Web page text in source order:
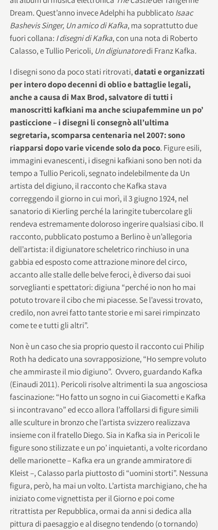
Dream. Quest’anno invece Adelphi ha pubblicatoIsaac
Bashevis Singer, Un amico di Kafka, ma soprattutto due
fuori collana: I disegni di Kafka, con una nota di Roberto
Calasso, e Tullio Pericoli, Un digiunatoredi Franz Kafka.
I disegni sono da poco stati ritrovati,datati e organizzati
per intero dopo decenni di oblio e battaglie legali,
anche a causa di Max Brod, salvatore di tutti i
manoscritti kafkiani ma anche sciupafemmine un po’
pasticcione – i disegni li consegnò all’ultima
segretaria, scomparsa centenaria nel 2007: sono
riapparsi dopo varie vicende solo da poco. Figure esili,
immagini evanescenti, i disegni kafkiani sono ben noti da
tempo a Tullio Pericoli, segnato indelebilmente da Un
artista del digiuno, il racconto che Kafka stava
correggendo il giorno in cui morì, il 3 giugno 1924, nel
sanatorio di Kierling perché la laringite tubercolare gli
rendeva estremamente doloroso ingerire qualsiasi cibo. Il
racconto, pubblicato postumo a Berlino è un’allegoria
dell’artista: il digiunatore scheletrico rinchiuso in una
gabbia ed esposto come attrazione minore del circo,
accanto alle stalle delle belve feroci, è diverso dai suoi
sorveglianti e spettatori: digiuna “perché io non ho mai
potuto trovare il cibo che mi piacesse. Se l’avessi trovato,
credilo, non avrei fatto tante storie e mi sarei rimpinzato
come te e tutti gli altri”.
Non è un caso che sia proprio questo il racconto cui Philip
Roth ha dedicato una sovrapposizione, “Ho sempre voluto
che ammiraste il mio digiuno”. Ovvero, guardando Kafka
(Einaudi 2011). Pericoli risolve altrimenti la sua angosciosa
fascinazione: “Ho fatto un sogno in cui Giacometti e Kafka
si incontravano” ed ecco allora l’affollarsi di figure simili
alle sculture in bronzo che l’artista svizzero realizzava
insieme con il fratello Diego. Sia in Kafka sia in Pericoli le
figure sono stilizzate e un po’ inquietanti, a volte ricordano
delle marionette – Kafka era un grande ammiratore di
Kleist –, Calasso parla piuttosto di “uomini storti”. Nessuna
figura, però, ha mai un volto. L’artista marchigiano, che ha
iniziato come vignettista per il Giorno e poi come
ritrattista per Repubblica, ormai da anni si dedica alla
pittura di paesaggio e al disegno tendendo (o tornando)